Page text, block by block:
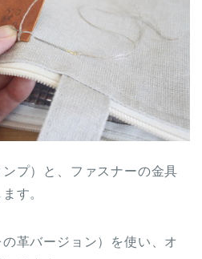
プ）と、ファスナーの金具
す。
革バージョン）を使い、オ